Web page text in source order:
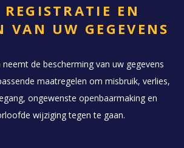
REGISTRATIE EN
VAN UW GEGEVENS
neemt de bescherming van uw gegevens
maatregelen om misbruik, verlies,
ongewenste openbaarmaking en
wijziging tegen te gaan.